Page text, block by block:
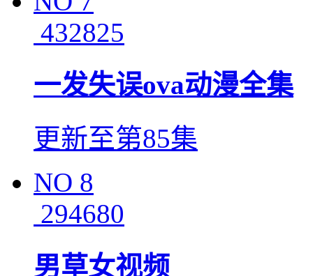
432825
一发失误ova动漫全集
更新至第85集
NO 8
294680
男草女视频